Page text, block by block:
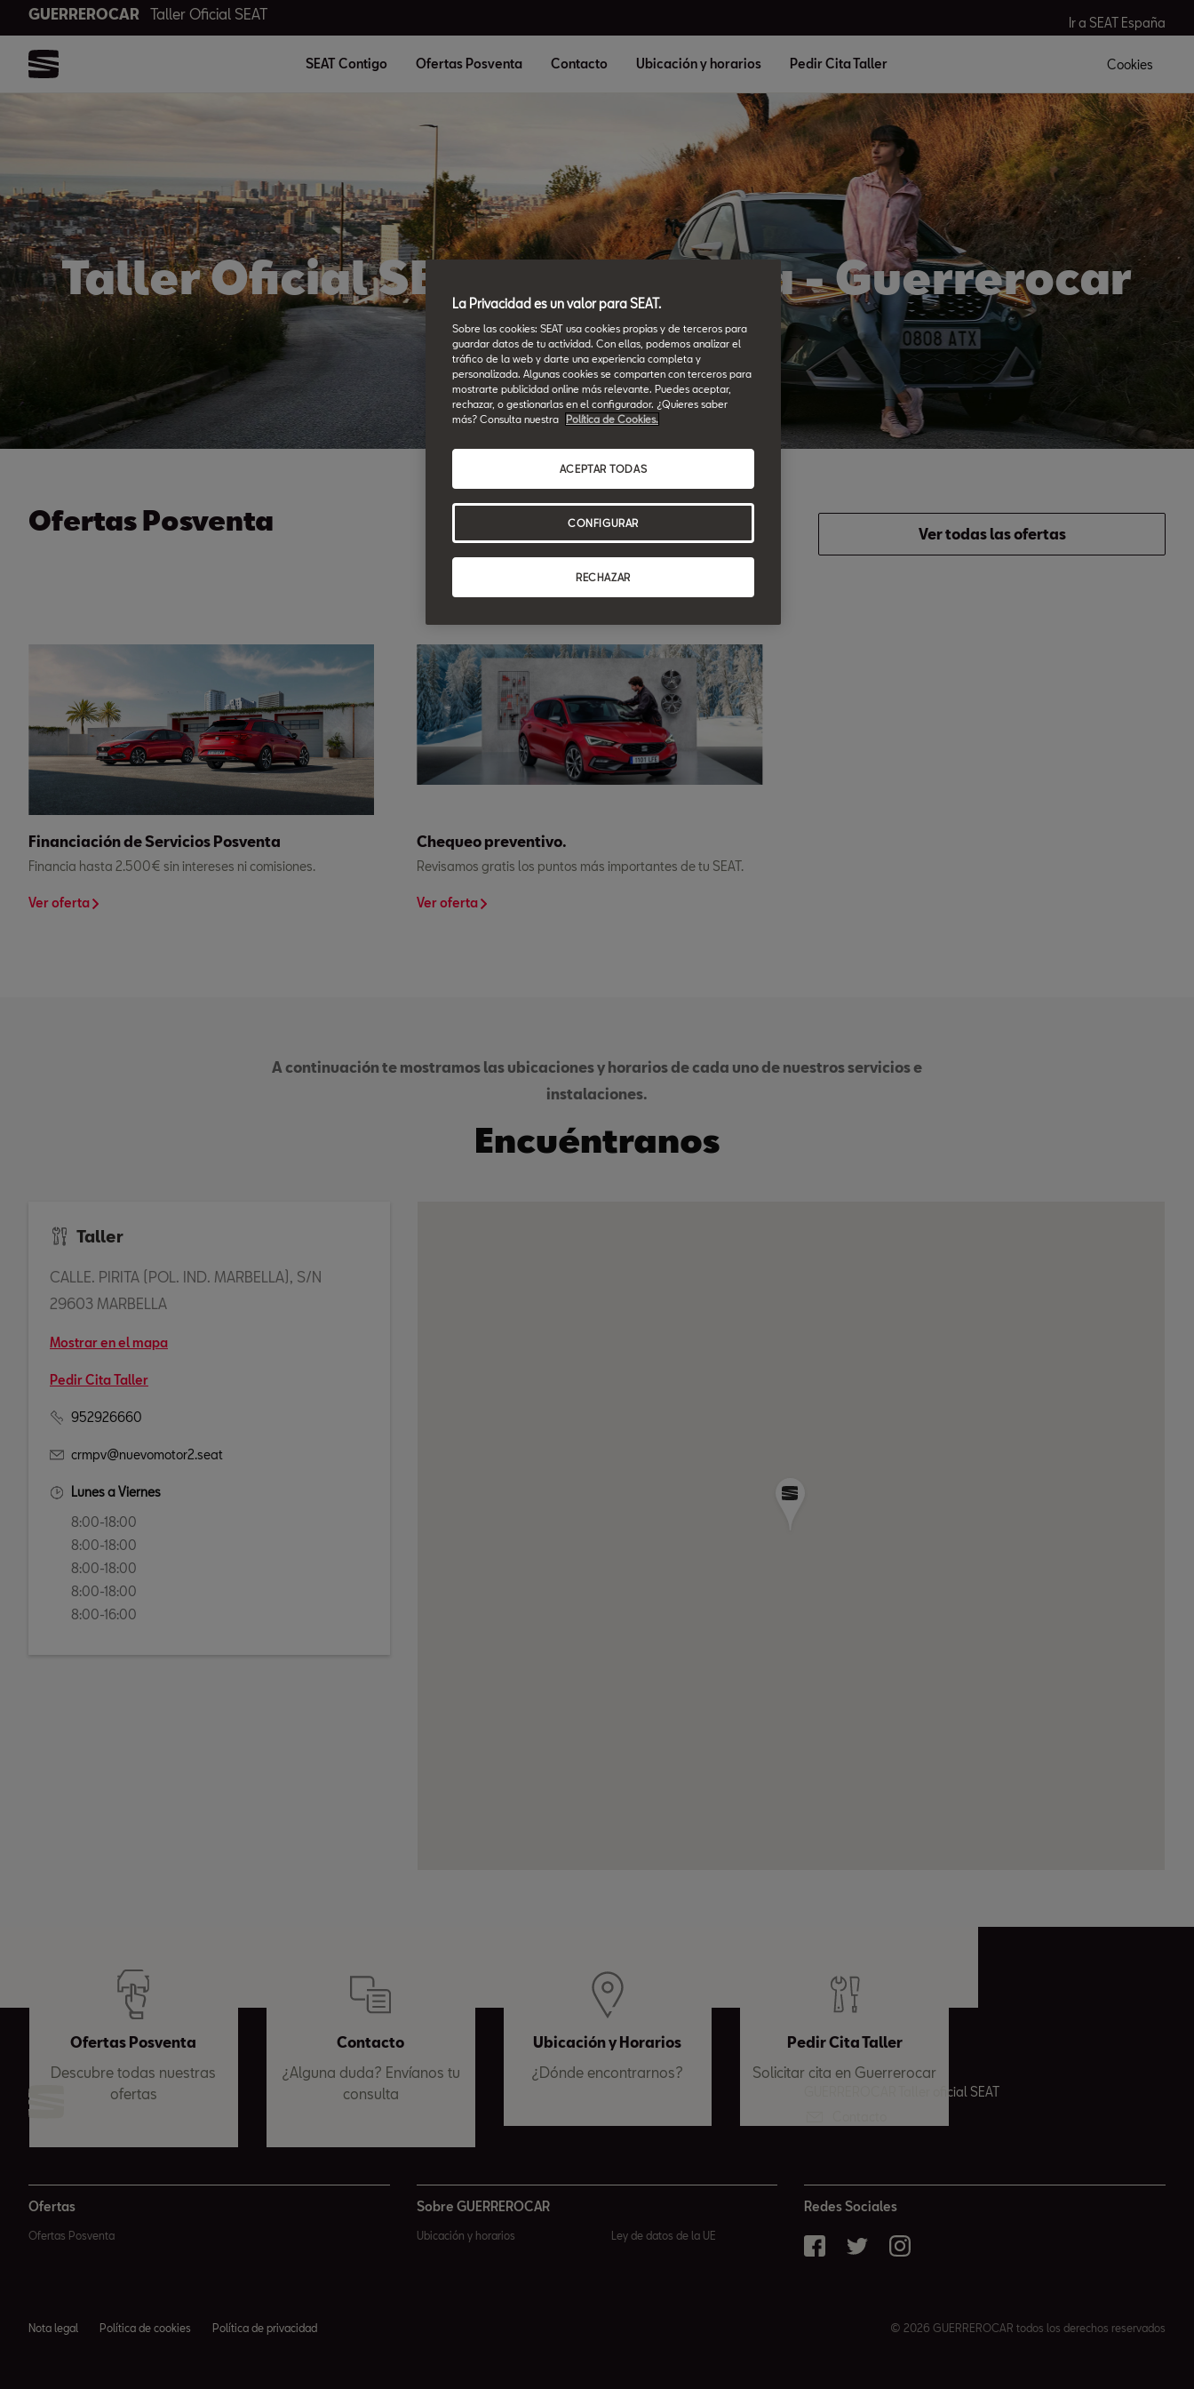
GUERREROCAR Taller Oficial SEAT
Ir a SEAT España
SEAT Contigo Ofertas Posventa Contacto Ubicación y horarios Pedir Cita Taller Cookies
Taller Oficial SEAT en Marbella - Guerrerocar
Ofertas Posventa
Descubre todas nuestras
ofertas
Contacto
¿Alguna duda? Envíanos tu
consulta
Ubicación y Horarios
¿Dónde encontrarnos?
Pedir Cita Taller
Solicitar cita en Guerrerocar
Ofertas Posventa Ver todas las ofertas
Financiación de Servicios Posventa
Financia hasta 2.500€ sin intereses ni comisiones.
Ver oferta
Chequeo preventivo.
Revisamos gratis los puntos más importantes de tu SEAT.
Ver oferta
A continuación te mostramos las ubicaciones y horarios de cada uno de nuestros servicios e
instalaciones.
Encuéntranos
Taller
CALLE. PIRITA (POL. IND. MARBELLA), S/N
29603 MARBELLA
Mostrar en el mapa
Pedir Cita Taller
952926660
crmpv@nuevomotor2.seat
Lunes a Viernes
8:00-18:00
8:00-18:00
8:00-18:00
8:00-18:00
8:00-16:00
GUERREROCAR Taller oficial SEAT
Ofertas
Ofertas Posventa
Sobre GUERREROCAR
Ubicación y horarios Ley de datos de la UE
Redes Sociales
Nota legal Política de cookies Política de privacidad © 2026 GUERREROCAR todos los derechos reservados
La Privacidad es un valor para SEAT.
Sobre las cookies: SEAT usa cookies propias y de terceros para
guardar datos de tu actividad. Con ellas, podemos analizar el
tráfico de la web y darte una experiencia completa y
personalizada. Algunas cookies se comparten con terceros para
mostrarte publicidad online más relevante. Puedes aceptar,
rechazar, o gestionarlas en el configurador. ¿Quieres saber
más? Consulta nuestra
Política de Cookies.
RECHAZAR
ACEPTAR TODAS
CONFIGURAR